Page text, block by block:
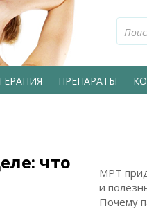
ПРЕПАРАТЫ
что
МРТ
и
Почему